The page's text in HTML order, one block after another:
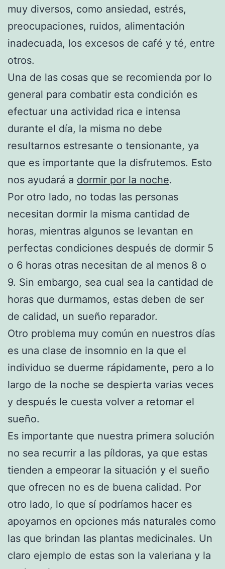
muy diversos, como ansiedad, estrés,
preocupaciones, ruidos, alimentación
inadecuada, los excesos de café y té, entre
otros.
Una de las cosas que se recomienda por lo
general para combatir esta condición es
efectuar una actividad rica e intensa
durante el día, la misma no debe
resultarnos estresante o tensionante, ya
que es importante que la disfrutemos. Esto
nos ayudará a dormir por la noche.
Por otro lado, no todas las personas
necesitan dormir la misma cantidad de
horas, mientras algunos se levantan en
perfectas condiciones después de dormir 5
o 6 horas otras necesitan de al menos 8 o
9. Sin embargo, sea cual sea la cantidad de
horas que durmamos, estas deben de ser
de calidad, un sueño reparador.
Otro problema muy común en nuestros días
es una clase de insomnio en la que el
individuo se duerme rápidamente, pero a lo
largo de la noche se despierta varias veces
y después le cuesta volver a retomar el
sueño.
Es importante que nuestra primera solución
no sea recurrir a las píldoras, ya que estas
tienden a empeorar la situación y el sueño
que ofrecen no es de buena calidad. Por
otro lado, lo que sí podríamos hacer es
apoyarnos en opciones más naturales como
las que brindan las plantas medicinales. Un
claro ejemplo de estas son la valeriana y la